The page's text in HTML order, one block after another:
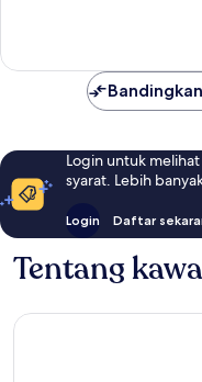
Login untuk
syarat. Lebih
Login Daftar
Tentang